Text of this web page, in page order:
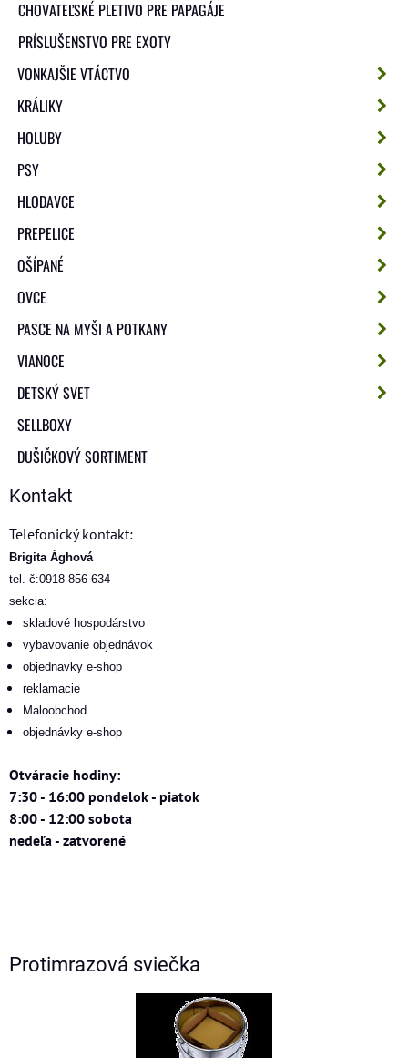
CHOVATEĽSKÉ PLETIVO PRE PAPAGÁJE
PRÍSLUŠENSTVO PRE EXOTY
VONKAJŠIE VTÁCTVO
KRÁLIKY
HOLUBY
PSY
HLODAVCE
PREPELICE
OŠÍPANÉ
OVCE
PASCE NA MYŠI A POTKANY
VIANOCE
DETSKÝ SVET
SELLBOXY
DUŠIČKOVÝ SORTIMENT
Kontakt
Telefonický kontakt:
Brigita Ághová
tel. č:0918 856 634
sekcia:
skladové hospodárstvo
vybavovanie objednávok
objednavky e-shop
reklamacie
Maloobchod
objednávky e-shop
Otváracie hodiny:
7:30 - 16:00 pondelok - piatok
8:00 - 12:00 sobota
nedeľa - zatvorené
Protimrazová sviečka